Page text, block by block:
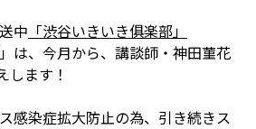
中 「渋谷いきいき俱楽部」
は、今月から、講談師・神田菫花
します！
感染症拡大防止の為、引き続きス